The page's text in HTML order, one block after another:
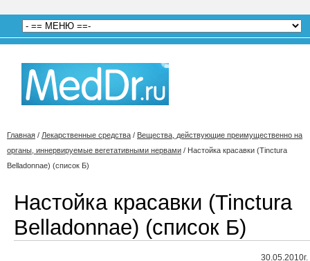
Главная / Лекарственные средства / Вещества, действующие преимущественно на
органы, иннервируемые вегетативными нервами / Настойка красавки (Tinctura
Belladonnae) (список Б)
Настойка красавки (Tinctura
Belladonnae) (список Б)
30.05.2010г.